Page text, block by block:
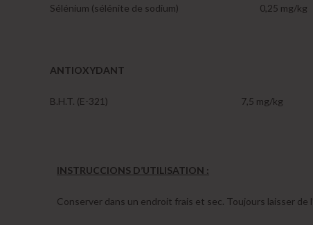
Sélénium (sélénite de sodium) 0,25 mg/kg
ANTIOXYDANT
B.H.T. (E-321) 7,5 mg/kg
INSTRUCCIONS D’UTILISATION :
Conserver dans un endroit frais et sec. Toujours laisser de